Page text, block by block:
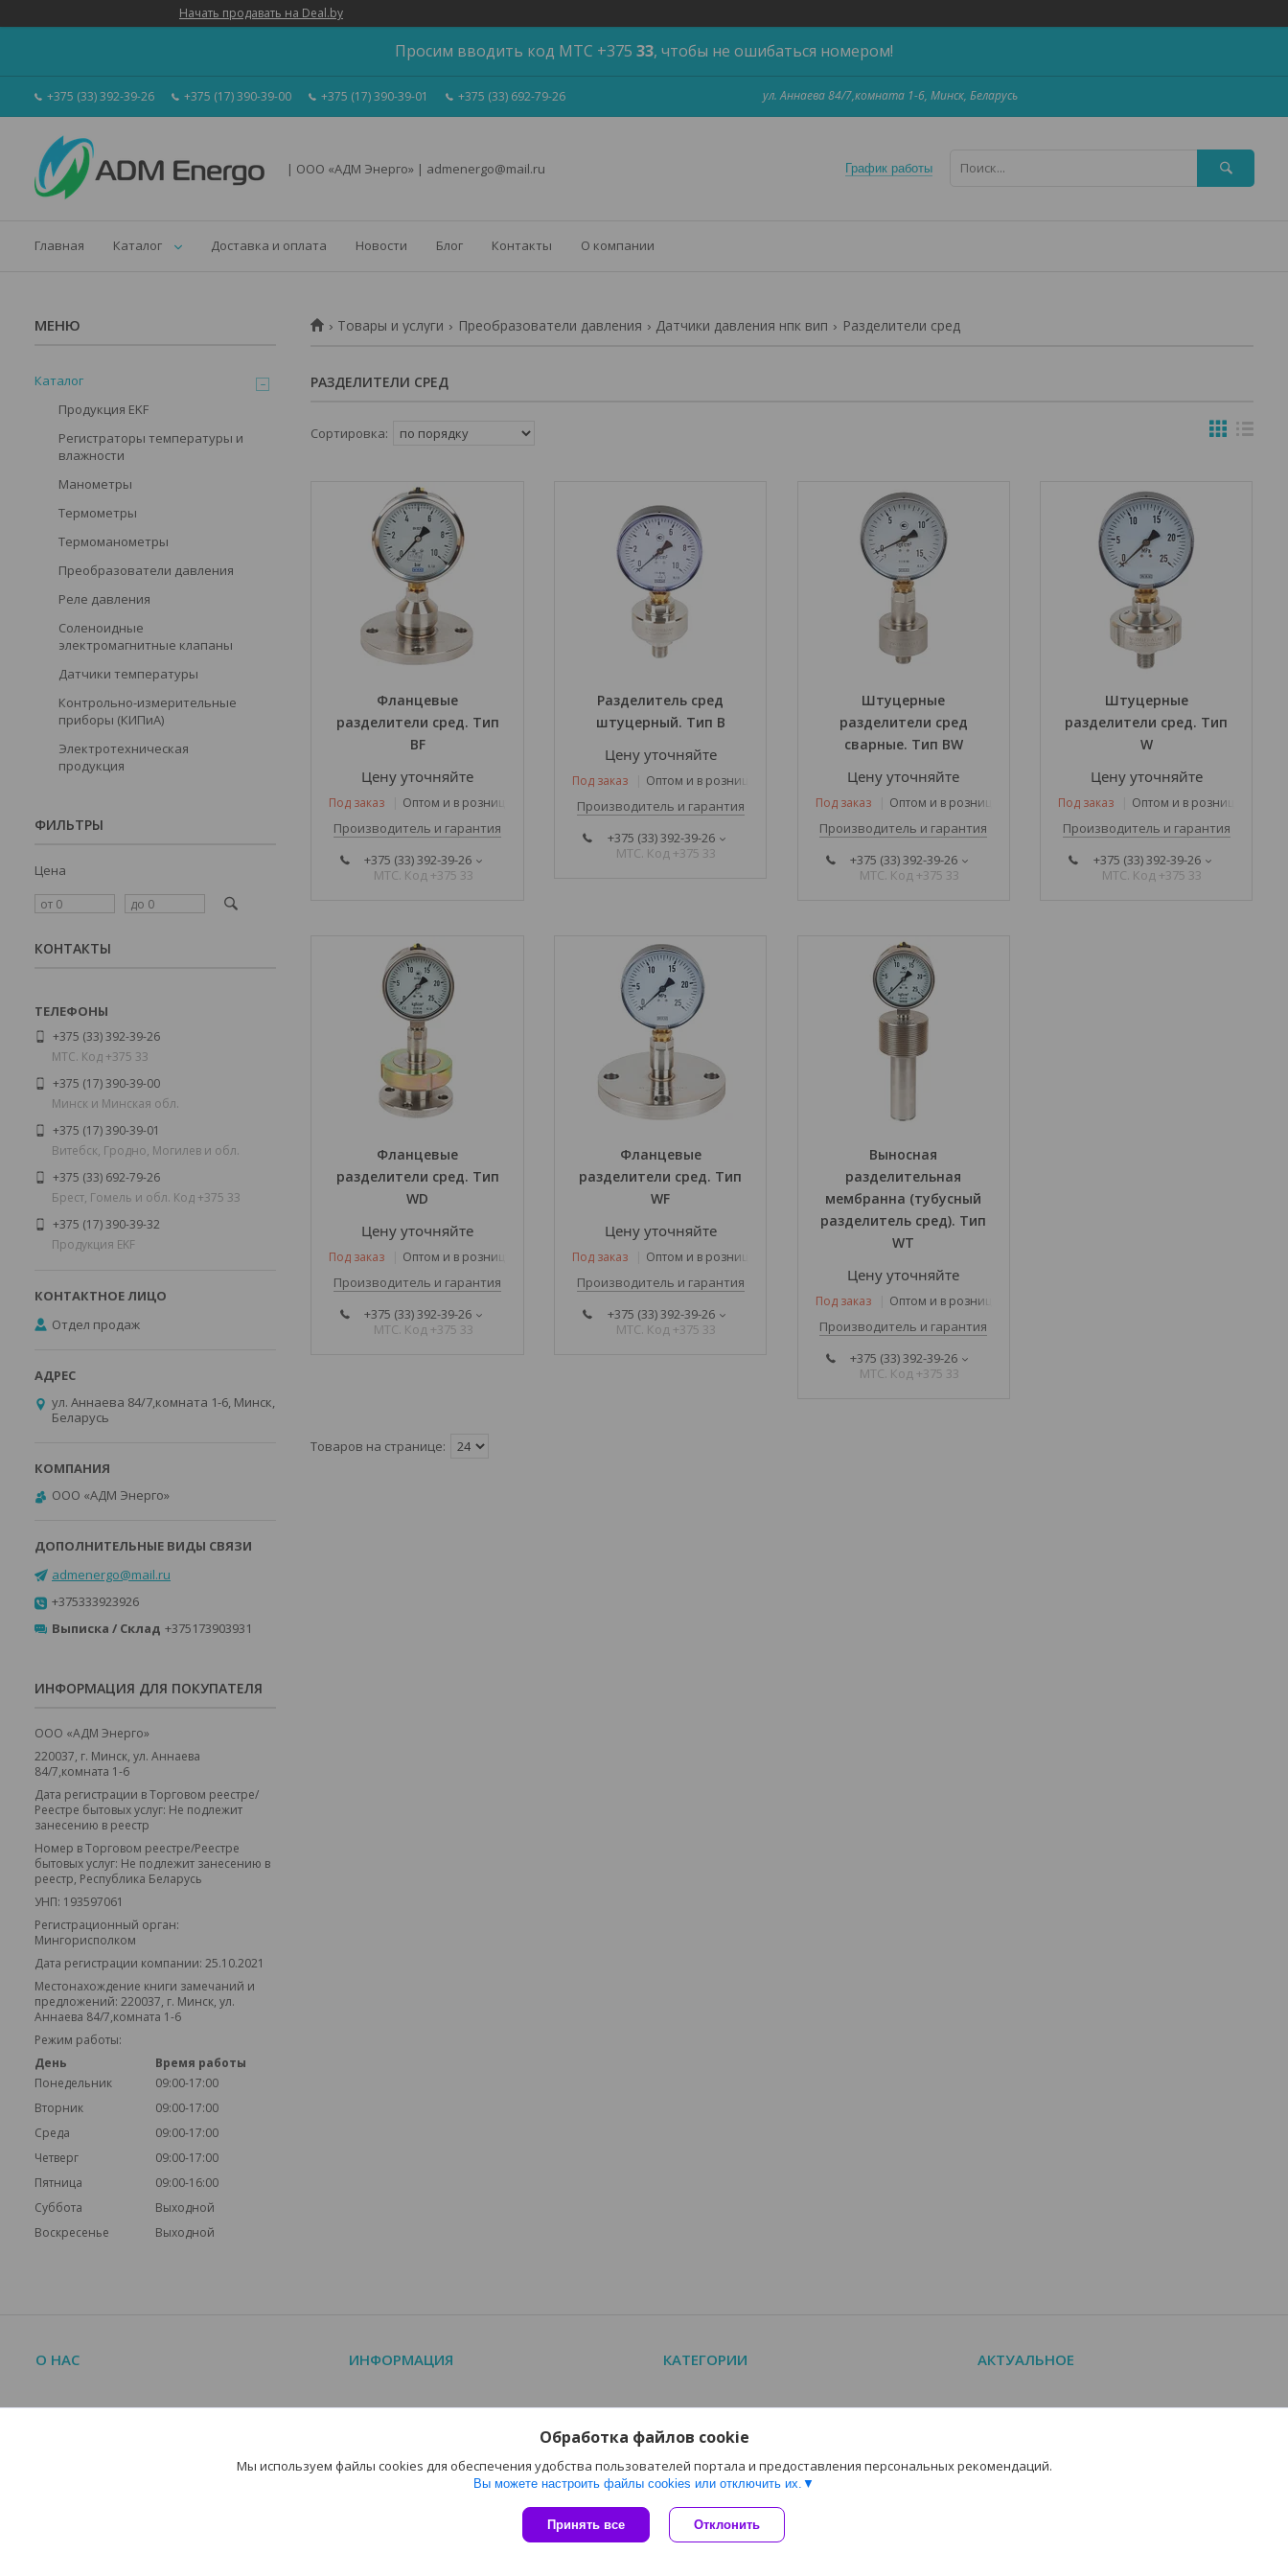
Начать продавать на Deal.by
Просим вводить код МТС +375 33, чтобы не ошибаться номером!
+375 (33) 392-39-26 +375 (17) 390-39-00 +375 (17) 390-39-01 +375 (33) 692-79-26 ул. Аннаева 84/7,комната 1-6, Минск, Беларусь
| ООО «АДМ Энерго» | admenergo@mail.ru График работы
Главная Каталог Доставка и оплата Новости Блог Контакты О компании
Товары и услуги Преобразователи давления Датчики давления нпк вип Разделители сред
РАЗДЕЛИТЕЛИ СРЕД
Фланцевые
разделители сред. Тип
BF
Цену уточняйте
Под заказ Оптом и в розницу
Производитель и гарантия
+375 (33) 392-39-26
МТС. Код +375 33
Разделитель сред
штуцерный. Тип B
Цену уточняйте
Под заказ Оптом и в розницу
Производитель и гарантия
+375 (33) 392-39-26
МТС. Код +375 33
Штуцерные
разделители сред
сварные. Тип BW
Цену уточняйте
Под заказ Оптом и в розницу
Производитель и гарантия
+375 (33) 392-39-26
МТС. Код +375 33
Штуцерные
разделители сред. Тип
W
Цену уточняйте
Под заказ Оптом и в розницу
Производитель и гарантия
+375 (33) 392-39-26
МТС. Код +375 33
Фланцевые
разделители сред. Тип
WD
Цену уточняйте
Под заказ Оптом и в розницу
Производитель и гарантия
+375 (33) 392-39-26
МТС. Код +375 33
Фланцевые
разделители сред. Тип
WF
Цену уточняйте
Под заказ Оптом и в розницу
Производитель и гарантия
+375 (33) 392-39-26
МТС. Код +375 33
Выносная
разделительная
мембранна (тубусный
разделитель сред). Тип
WТ
Цену уточняйте
Под заказ Оптом и в розницу
Производитель и гарантия
+375 (33) 392-39-26
МТС. Код +375 33
Каталог
Продукция EKF
Регистраторы температуры и
влажности
Манометры
Термометры
Термоманометры
Преобразователи давления
Реле давления
Соленоидные
электромагнитные клапаны
Датчики температуры
Контрольно-измерительные
приборы (КИПиА)
Электротехническая
продукция
ФИЛЬТРЫ
Цена
КОНТАКТЫ
+375 (33) 392-39-26
МТС. Код +375 33
+375 (17) 390-39-00
Минск и Минская обл.
+375 (17) 390-39-01
Витебск, Гродно, Могилев и обл.
+375 (33) 692-79-26
Брест, Гомель и обл. Код +375 33
+375 (17) 390-39-32
Продукция EKF
Отдел продаж
ул. Аннаева 84/7,комната 1-6, Минск,
Беларусь
ООО «АДМ Энерго»
admenergo@mail.ru
+375333923926
Выписка / Склад +375173903931
ИНФОРМАЦИЯ ДЛЯ ПОКУПАТЕЛЯ
ООО «АДМ Энерго»
220037, г. Минск, ул. Аннаева
84/7,комната 1-6
Дата регистрации в Торговом реестре/
Реестре бытовых услуг: Не подлежит
занесению в реестр
Номер в Торговом реестре/Реестре
бытовых услуг: Не подлежит занесению в
реестр, Республика Беларусь
УНП: 193597061
Регистрационный орган:
Мингорисполком
Дата регистрации компании: 25.10.2021
Местонахождение книги замечаний и
предложений: 220037, г. Минск, ул.
Аннаева 84/7,комната 1-6
Режим работы:
День
Время работы
Понедельник
09:00-17:00
Вторник
09:00-17:00
Среда
09:00-17:00
Четверг
09:00-17:00
Пятница
09:00-16:00
Суббота
Выходной
Воскресенье
Выходной
О НАС
О компании
ИНФОРМАЦИЯ
Краткий каталог
Часто задаваемые вопросы (FAQ)
КАТЕГОРИИ
КИПиА EKF
Счетчики моточасов
АКТУАЛЬНОЕ
Новости
Сайт создан на платформе Deal.by
Политика обработки файлов cookies
Обработка файлов cookie
Мы используем файлы cookies для обеспечения удобства пользователей портала и предоставления персональных рекомендаций.
Вы можете настроить файлы cookies или отключить их.
Принять все Отклонить